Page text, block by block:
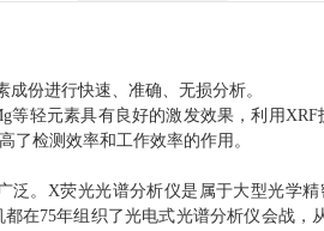
份进行快速、准确、无损分析。
轻元素具有良好的激发效果，利用
了检测效率和工作效率的作用。
泛。X荧光光谱分析仪是属于大型光学
在75年组织了光电式光谱分析仪会战，